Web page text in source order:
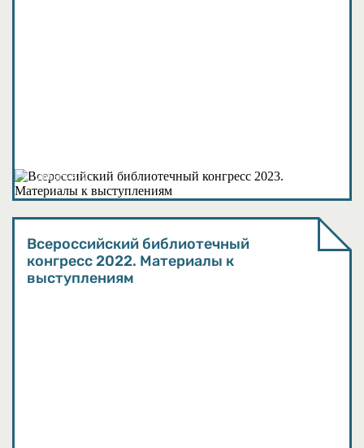
События
Всероссийский библиотечный
конгресс 2022. Материалы к
выступлениям